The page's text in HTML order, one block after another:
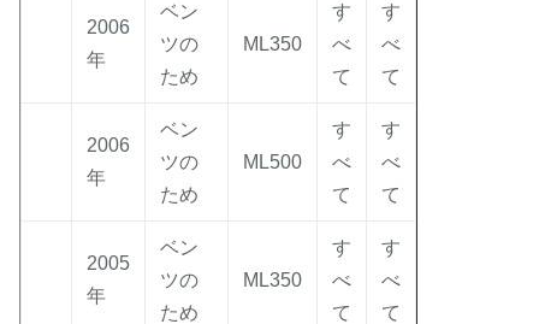
2006
年
ベン
ツの
ため
ML350
す
べ
て
す
べ
て
2006
年
ベン
ツの
ため
ML500
す
べ
て
す
べ
て
2005
年
ベン
ツの
ため
ML350
す
べ
て
す
べ
て